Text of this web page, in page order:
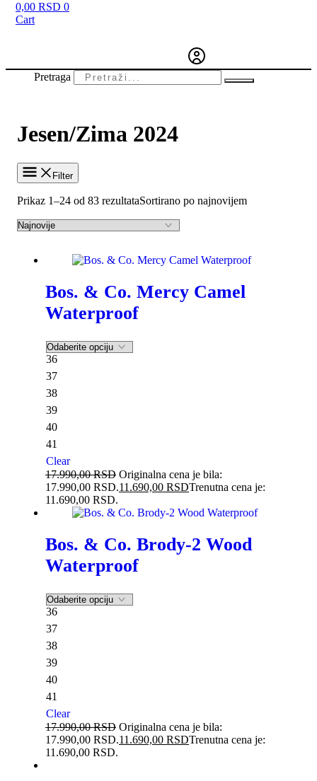
0,00 RSD 0
Cart
Pretraga
Jesen/Zima 2024
Filter
Prikaz 1–24 od 83 rezultataSortirano po najnovijem
Bos. & Co. Mercy Camel
Waterproof
36
37
38
39
40
41
Clear
17.990,00RSD Originalna cena je bila:
17.990,00 RSD.11.690,00 RSDTrenutna cena je:
11.690,00 RSD.
Bos. & Co. Brody-2 Wood
Waterproof
36
37
38
39
40
41
Clear
17.990,00RSD Originalna cena je bila:
17.990,00 RSD.11.690,00 RSDTrenutna cena je:
11.690,00 RSD.